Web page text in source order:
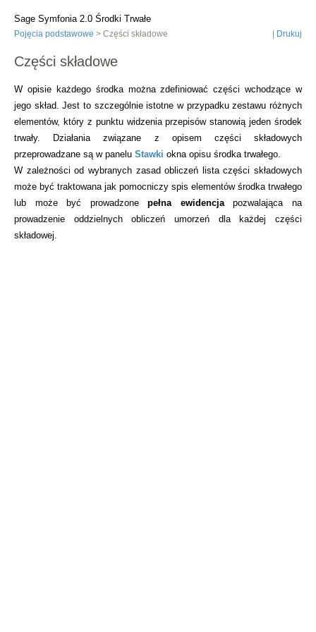
Sage Symfonia 2.0 Środki Trwałe
Pojęcia podstawowe > Części składowe Drukuj
Części składowe
W opisie każdego środka można zdefiniować części wchodzące w
jego skład. Jest to szczególnie istotne w przypadku zestawu różnych
elementów, który z punktu widzenia przepisów stanowią jeden środek
trwały. Działania związane z opisem części składowych
przeprowadzane są w panelu Stawki okna opisu środka trwałego.
W zależności od wybranych zasad obliczeń lista części składowych
może być traktowana jak pomocniczy spis elementów środka trwałego
lub może być prowadzonepełna ewidencjapozwalająca na
prowadzenie oddzielnych obliczeń umorzeń dla każdej części
składowej.